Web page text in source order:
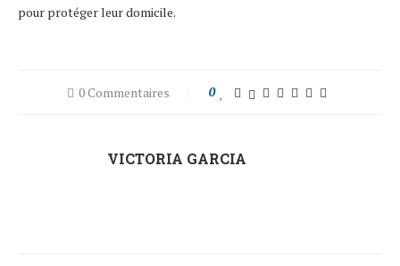
pour protéger leur domicile.
0 Commentaires 0
VICTORIA GARCIA